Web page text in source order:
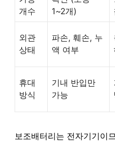
개수
1~2개)
외관
상태
파손, 훼손, 누
액 여부
휴대
방식
기내 반입만
가능
보조배터리는 전자기기이